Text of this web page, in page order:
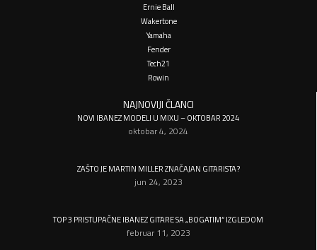
Ernie Ball
Wakertone
Yamaha
Fender
Tech21
Rowin
NAJNOVIJI ČLANCI
NOVI IBANEZ MODELI U MIXU – OKTOBAR 2024
oktobar 4, 2024
ZAŠTO JE MARTIN MILLER ZNAČAJAN GITARISTA?
jun 24, 2023
TOP 3 PRISTUPAČNE IBANEZ GITARE SA „BOGATIM“ IZGLEDOM
februar 11, 2023